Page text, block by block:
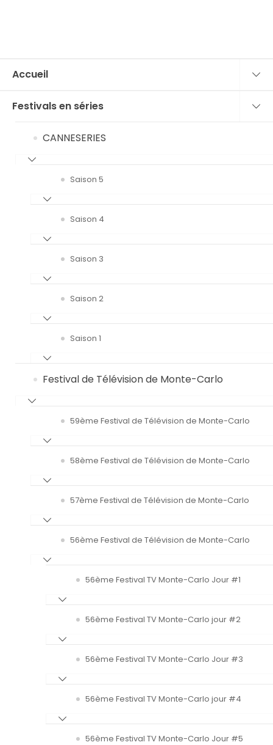
Accueil
Festivals en séries
CANNESERIES
Saison 5
Saison 4
Saison 3
Saison 2
Saison 1
Festival de Télévision de Monte-Carlo
59ème Festival de Télévision de Monte-Carlo
58ème Festival de Télévision de Monte-Carlo
57ème Festival de Télévision de Monte-Carlo
56ème Festival de Télévision de Monte-Carlo
56ème Festival TV Monte-Carlo Jour #1
56ème Festival TV Monte-Carlo jour #2
56ème Festival TV Monte-Carlo Jour #3
56ème Festival TV Monte-Carlo jour #4
56ème Festival TV Monte-Carlo Jour #5